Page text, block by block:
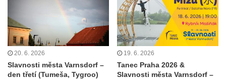
20. 6. 2026
Slavnosti města Varnsdorf –
den třetí (Tumeša, Tygroo)
19. 6. 2026
Tanec Praha 2026 &
Slavnosti města Varnsdorf –